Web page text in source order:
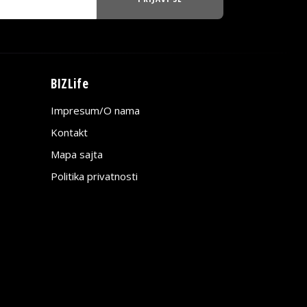
BIZLife
Impresum/O nama
Kontakt
Mapa sajta
Politika privatnosti